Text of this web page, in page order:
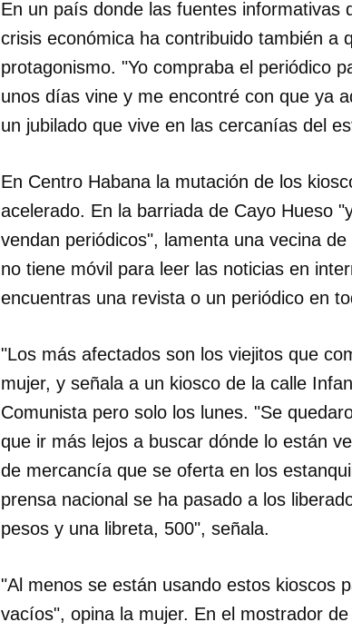
Guardar como favorito
Para poder guardar como
En un país donde las fuentes informativas
crisis económica ha contribuido también a
protagonismo. "Yo compraba el periódico
unos días vine y me encontré con que ya
un jubilado que vive en las cercanías del
En Centro Habana la mutación de los
acelerado. En la barriada de Cayo Hueso
vendan periódicos", lamenta una vecina
no tiene móvil para leer las noticias en
encuentras una revista o un periódico en
"Los más afectados son los viejitos que
mujer, y señala a un kiosco de la calle
Comunista pero solo los lunes. "Se
que ir más lejos a buscar dónde lo están
de mercancía que se oferta en los
prensa nacional se ha pasado a los
pesos y una libreta, 500", señala.
"Al menos se están usando estos kioscos
vacíos", opina la mujer. En el mostrador